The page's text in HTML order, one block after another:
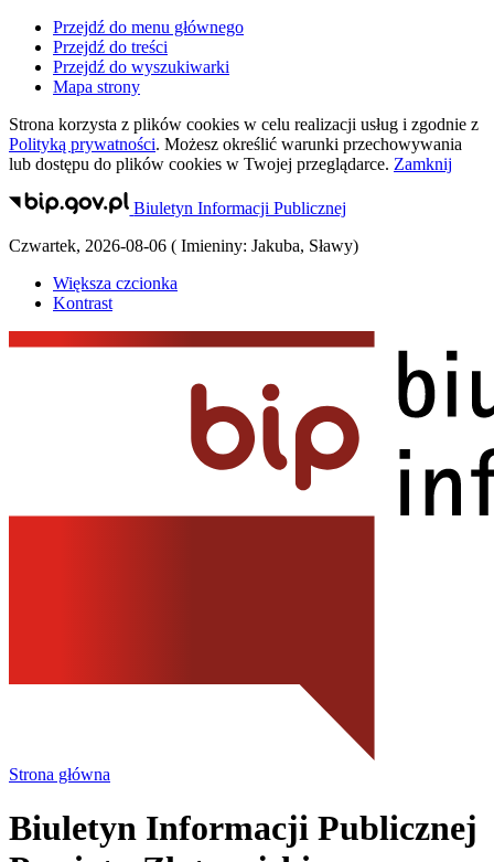
Przejdź do menu głównego
Przejdź do treści
Przejdź do wyszukiwarki
Mapa strony
Strona korzysta z plików cookies w celu realizacji usług i zgodnie z
Polityką prywatności. Możesz określić warunki przechowywania
lub dostępu do plików cookies w Twojej przeglądarce. Zamknij
Biuletyn Informacji Publicznej
Czwartek, 2026-08-06 ( Imieniny: Jakuba, Sławy)
Większa czcionka
Kontrast
Strona główna
Biuletyn Informacji Publicznej